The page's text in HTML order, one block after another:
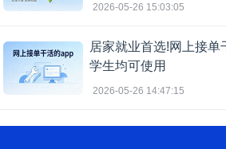
2026-05-26 15:03:05
居家就业首选!网上接
学生均可使用
2026-05-26 14:47:15